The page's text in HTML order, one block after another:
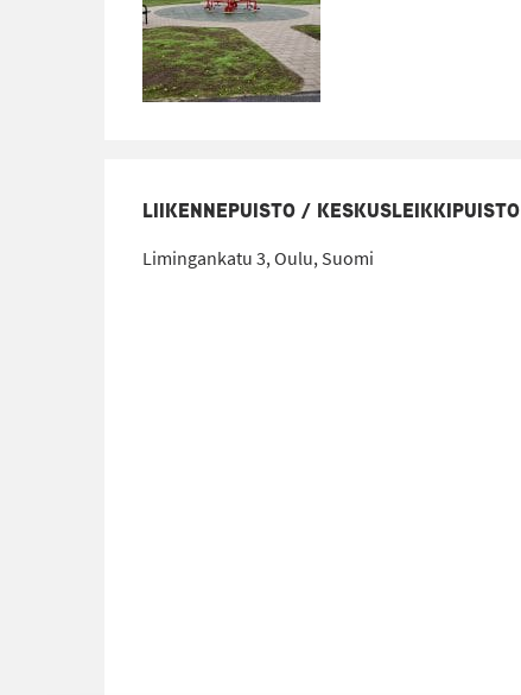
LIIKENNEPUISTO / KESKUSLEIKKIPUISTO
Limingankatu 3, Oulu, Suomi